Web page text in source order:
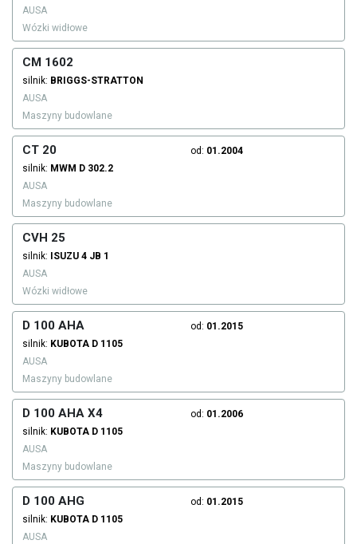
AUSA
Wózki widłowe
CM 1602
silnik: BRIGGS-STRATTON
AUSA
Maszyny budowlane
CT 20 od: 01.2004
silnik: MWM D 302.2
AUSA
Maszyny budowlane
CVH 25
silnik: ISUZU 4 JB 1
AUSA
Wózki widłowe
D 100 AHA od: 01.2015
silnik: KUBOTA D 1105
AUSA
Maszyny budowlane
D 100 AHA X4 od: 01.2006
silnik: KUBOTA D 1105
AUSA
Maszyny budowlane
D 100 AHG od: 01.2015
silnik: KUBOTA D 1105
AUSA